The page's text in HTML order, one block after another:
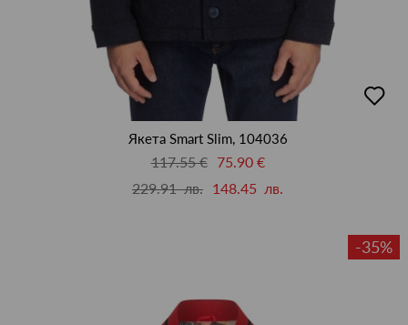
в
Якета Smart Slim, 104036
117.55 €
75.90 €
229.91 лв. 148.45 лв.
-35%